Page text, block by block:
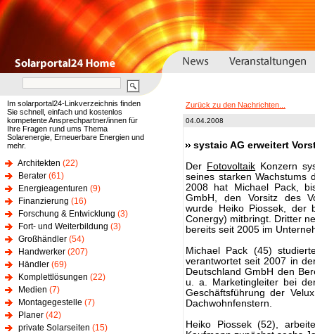
Im solarportal24-Linkverzeichnis finden
Sie schnell, einfach und kostenlos
kompetente Ansprechpartner/innen für
Ihre Fragen rund ums Thema
Solarenergie, Erneuerbare Energien und
mehr.
Architekten (22)
Berater (61)
Energieagenturen (9)
Finanzierung (16)
Forschung & Entwicklung (3)
Fort- und Weiterbildung (3)
Großhändler (54)
Handwerker (207)
Händler (69)
Komplettlösungen (22)
Medien (7)
Montagegestelle (7)
Planer (42)
private Solarseiten (15)
Zurück zu den Nachrichten...
04.04.2008
systaic AG erweitert
Der Fotovoltaik Konzern
seines starken Wachstums
2008 hat Michael Pack,
GmbH, den Vorsitz des
wurde Heiko Piossek, der
Conergy) mitbringt. Dritter
bereits seit 2005 im
Michael Pack (45)
verantwortet seit 2007 in
Deutschland GmbH den
u. a. Marketingleiter bei
Geschäftsführung der
Dachwohnfenstern.
Heiko Piossek (52),